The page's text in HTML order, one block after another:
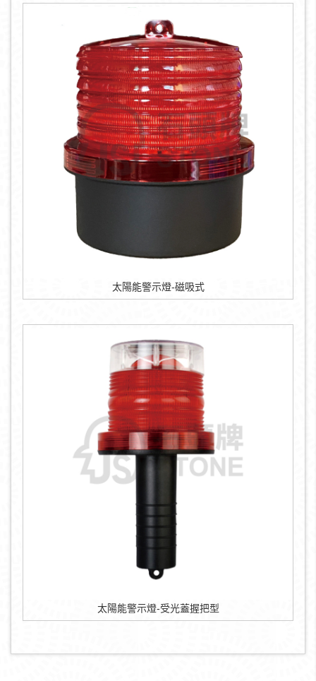
太陽能警示燈-磁吸式
太陽能警示燈-受光蓋握把型